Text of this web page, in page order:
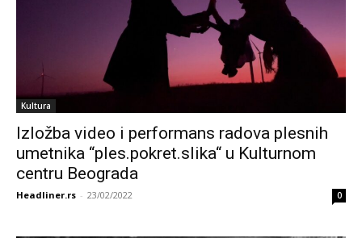
Kultura
Izložba video i performans radova plesnih
umetnika “ples.pokret.slika“ u Kulturnom
centru Beograda
Headliner.rs - 23/02/2022 0